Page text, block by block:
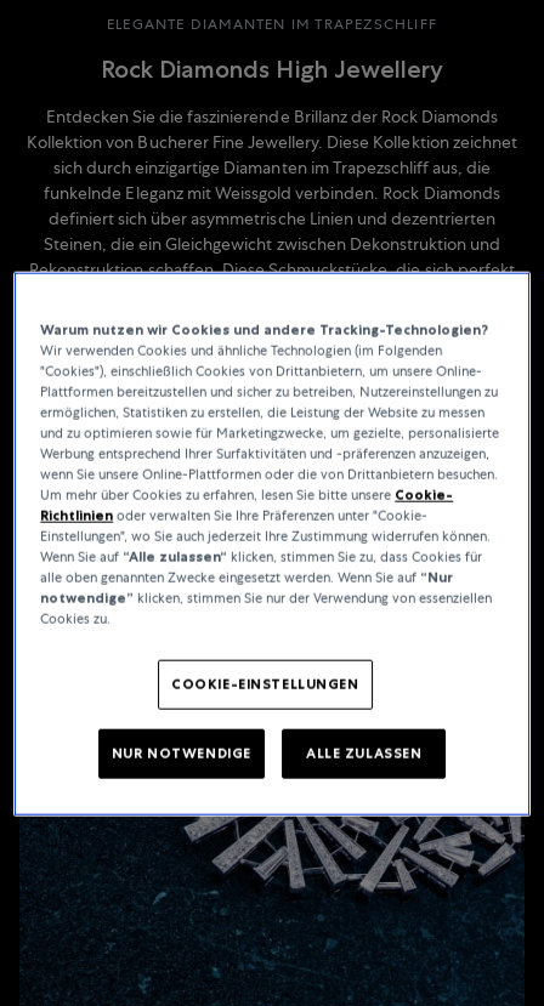
ELEGANTE DIAMANTEN IM TRAPEZSCHLIFF
Rock Diamonds High Jewellery
Entdecken Sie die faszinierende Brillanz der Rock Diamonds
Kollektion von Bucherer Fine Jewellery. Diese Kollektion zeichnet
sich durch einzigartige Diamanten im Trapezschliff aus, die
funkelnde Eleganz mit Weissgold verbinden. Rock Diamonds
definiert sich über asymmetrische Linien und dezentrierten
Steinen, die ein Gleichgewicht zwischen Dekonstruktion und
Rekonstruktion schaffen. Diese Schmuckstücke, die sich perfekt
und bringen so die Tiefe und geometrische Schönheit des
Trapezschliffs zur Geltung.
Warum nutzen wir Cookies und andere Tracking-Technologien?
Wir verwenden Cookies und ähnliche Technologien (im Folgenden
"Cookies"), einschließlich Cookies von Drittanbietern, um unsere Online-
Plattformen bereitzustellen und sicher zu betreiben, Nutzereinstellungen zu
ermöglichen, Statistiken zu erstellen, die Leistung der Website zu messen
und zu optimieren sowie für Marketingzwecke, um gezielte, personalisierte
Werbung entsprechend Ihrer Surfaktivitäten und -präferenzen anzuzeigen,
wenn Sie unsere Online-Plattformen oder die von Drittanbietern besuchen.
Um mehr über Cookies zu erfahren, lesen Sie bitte unsere Cookie-
Richtlinien oder verwalten Sie Ihre Präferenzen unter "Cookie-
Einstellungen", wo Sie auch jederzeit Ihre Zustimmung widerrufen können.
Wenn Sie auf “Alle zulassen“ klicken, stimmen Sie zu, dass Cookies für
alle oben genannten Zwecke eingesetzt werden. Wenn Sie auf “Nur
notwendige” klicken, stimmen Sie nur der Verwendung von essenziellen
Cookies zu.
COOKIE-EINSTELLUNGEN
NUR NOTWENDIGE ALLE ZULASSEN